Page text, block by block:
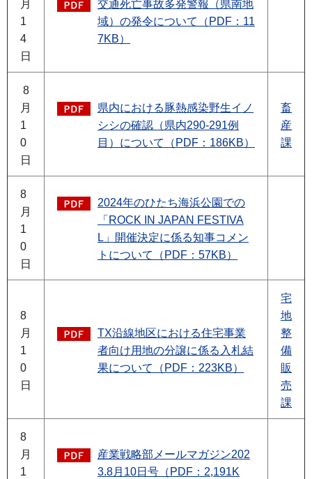
月
1
4
日
交通死亡事故多発警報（県南地
域）の発令について（PDF：11
7KB）
8
月
1
0
日
県内における豚熱感染野生イノ
シシの確認（県内290-291例
目）について（PDF：186KB）
畜
産
課
8
月
1
0
日
2024年のひたち海浜公園での
「ROCK IN JAPAN FESTIVA
L」開催決定に係る知事コメン
トについて（PDF：57KB）
8
月
1
0
日
TX沿線地区における住宅事業
者向け用地の分譲に係る入札結
果について（PDF：223KB）
宅
地
整
備
販
売
課
8
月
1
産業戦略部メールマガジン202
3.8月10日号（PDF：2,191K